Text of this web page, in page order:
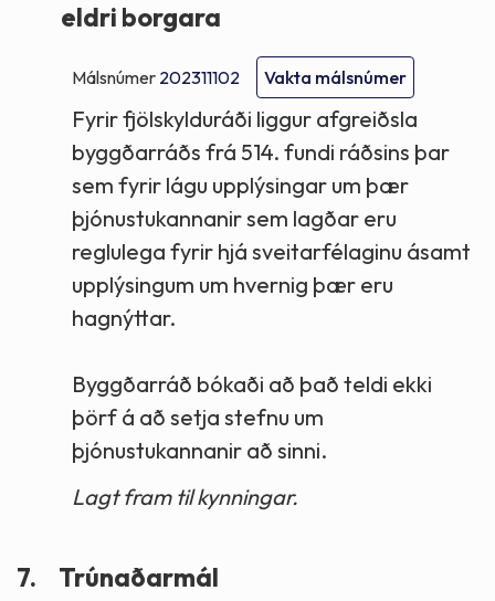
eldri borgara
Málsnúmer 202311102 Vakta málsnúmer
Fyrir fjölskylduráði liggur afgreiðsla
byggðarráðs frá 514. fundi ráðsins þar
sem fyrir lágu upplýsingar um þær
þjónustukannanir sem lagðar eru
reglulega fyrir hjá sveitarfélaginu ásamt
upplýsingum um hvernig þær eru
hagnýttar.
Byggðarráð bókaði að það teldi ekki
þörf á að setja stefnu um
þjónustukannanir að sinni.
Lagt fram til kynningar.
7. Trúnaðarmál